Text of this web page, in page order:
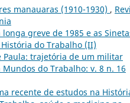
manauaras (1910-1930) ,
greve de 1985 e as
do Trabalho (II)
Paula: trajetória de um militar
Mundos do Trabalho: v. 8 n. 16
recente de estudos na